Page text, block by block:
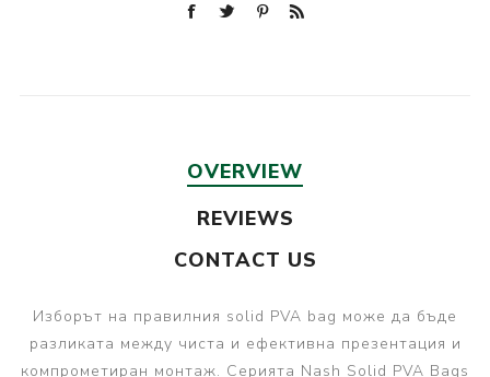
OVERVIEW
REVIEWS
CONTACT US
Изборът на правилния solid PVA bag може да бъде
разликата между чиста и ефективна презентация и
компрометиран монтаж. Серията Nash Solid PVA Bags